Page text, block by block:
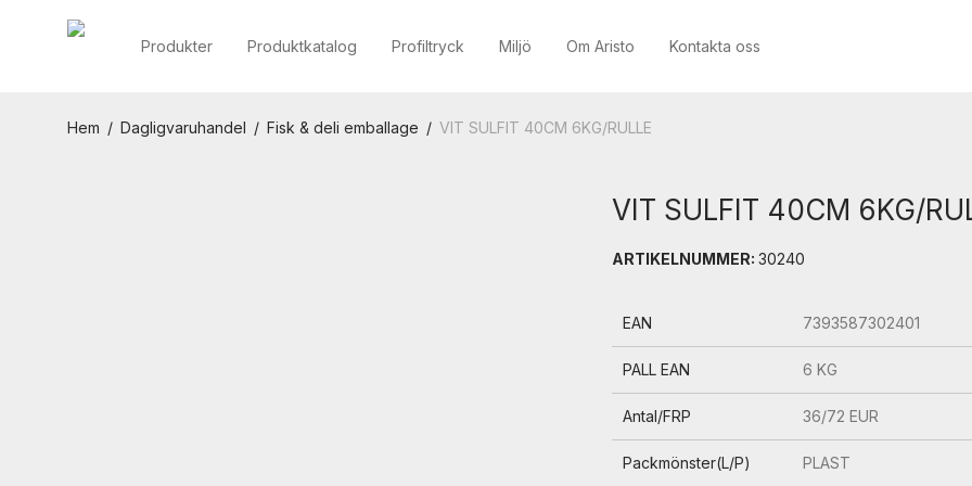
Produkter Produktkatalog Profiltryck Miljö Om Aristo Kontakta oss
Hem / Dagligvaruhandel / Fisk & deli emballage / VIT SULFIT 40CM 6KG/RULLE
VIT SULFIT 40CM 6KG/
ARTIKELNUMMER: 30240
EAN 7393587302401
PALL EAN 6 KG
Antal/FRP 36/72 EUR
Packmönster(L/P) PLAST